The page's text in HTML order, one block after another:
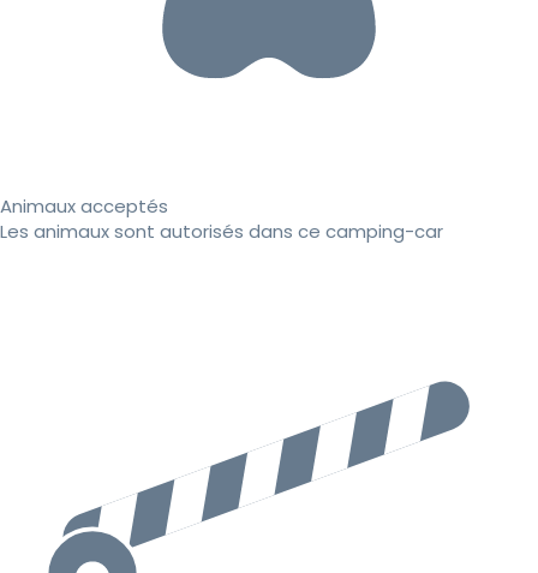
Animaux acceptés
Les animaux sont autorisés dans ce camping-car